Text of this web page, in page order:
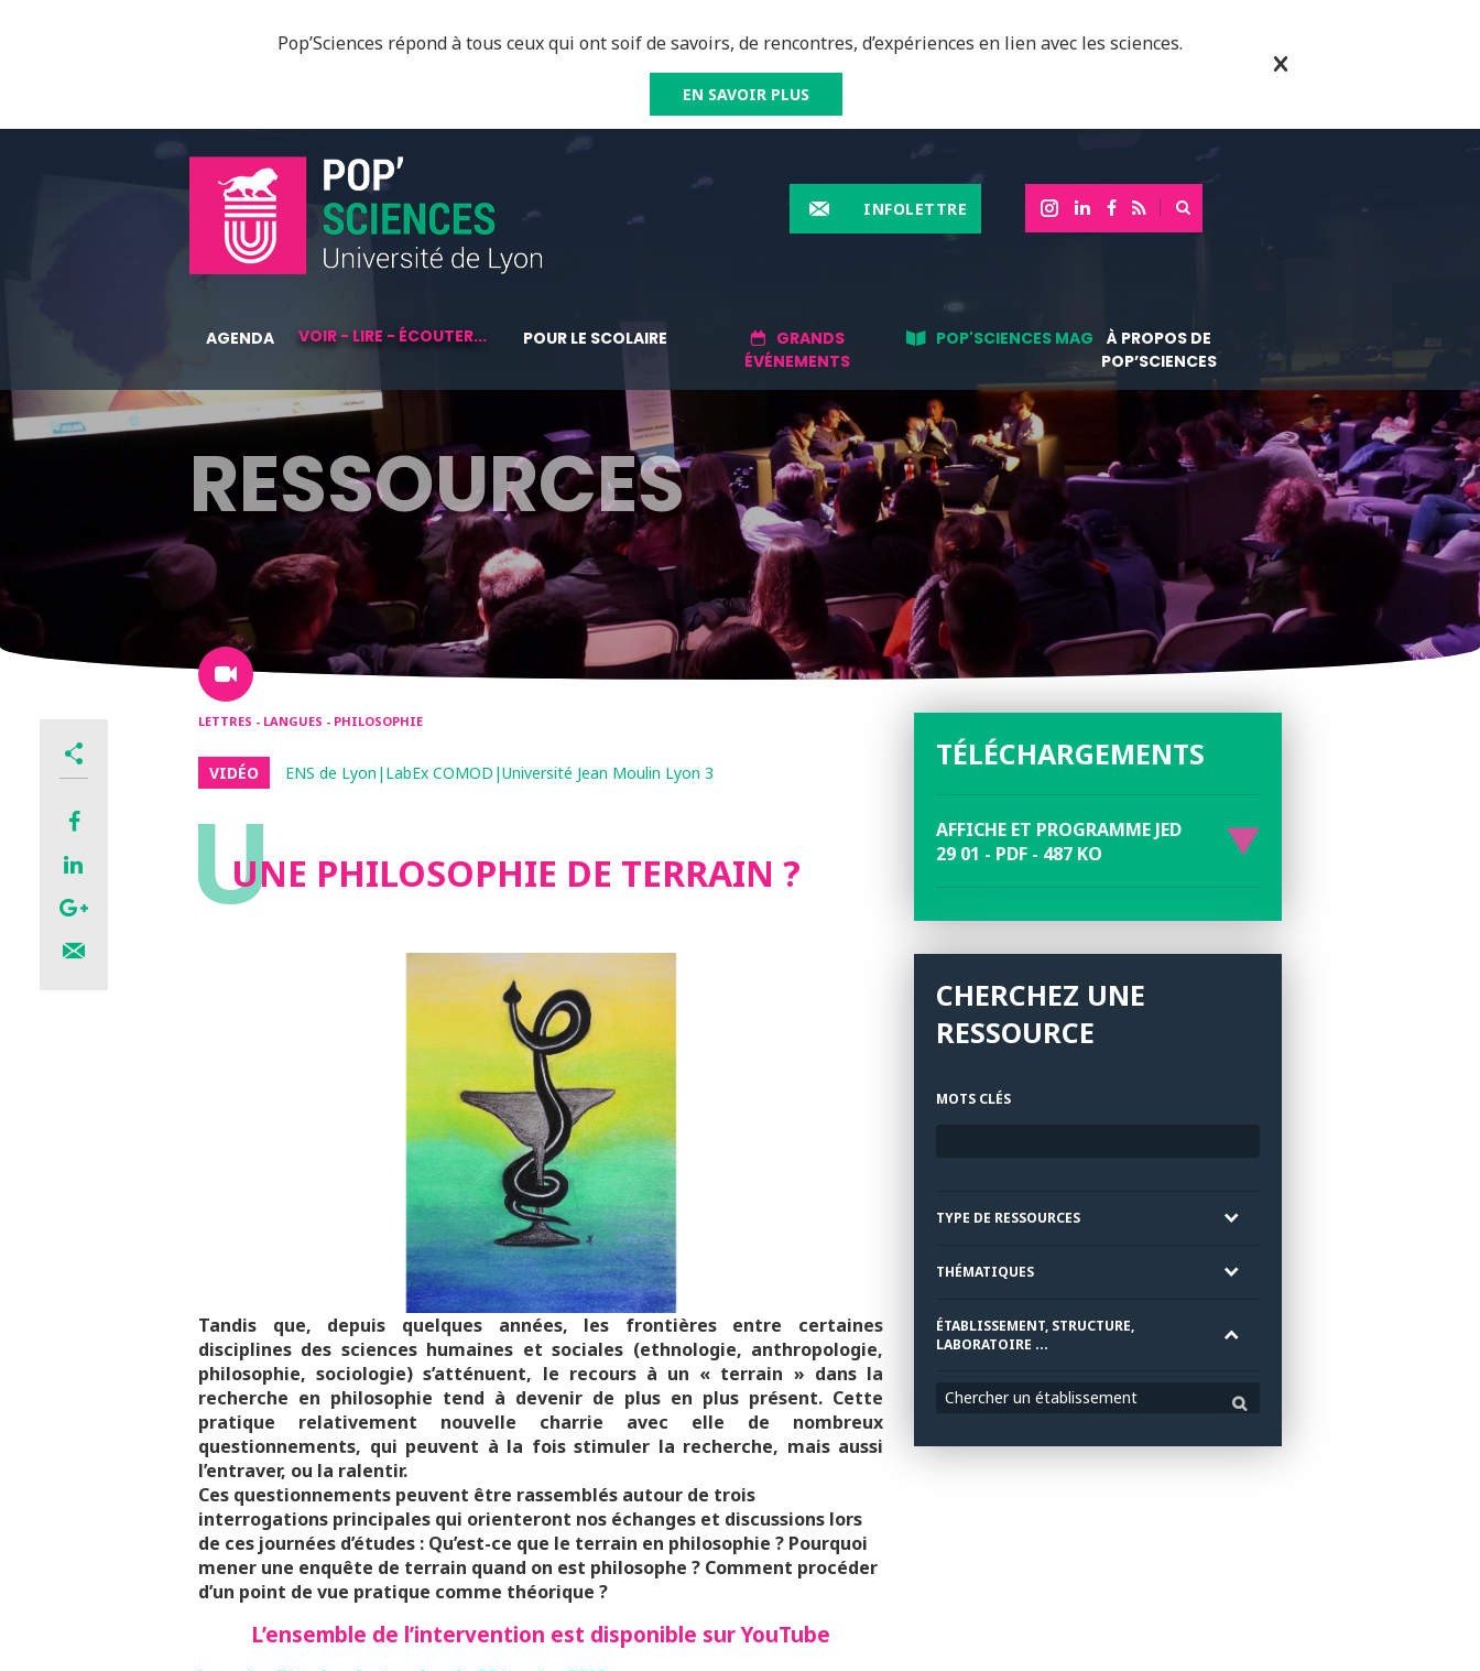
Pop’Sciences répond à tous ceux qui ont soif de savoirs, de rencontres, d’expériences en lien avec les sciences.
EN SAVOIR PLUS
INFOLETTRE
AGENDA VOIR - LIRE - ÉCOUTER... POUR LE SCOLAIRE
GRANDS
ÉVÉNEMENTS
POP'SCIENCES MAG
À PROPOS DE
POP’SCIENCES
RESSOURCES
LETTRES - LANGUES - PHILOSOPHIE
VIDÉO ENS de Lyon|LabEx COMOD|Université Jean Moulin Lyon 3
UUNE PHILOSOPHIE DE TERRAIN ?
Tandis que, depuis quelques années, les frontières entre certaines
disciplines des sciences humaines et sociales (ethnologie, anthropologie,
philosophie, sociologie) s’atténuent, le recours à un « terrain » dans la
recherche en philosophie tend à devenir de plus en plus présent. Cette
pratique relativement nouvelle charrie avec elle de nombreux
questionnements, qui peuvent à la fois stimuler la recherche, mais aussi
l’entraver, ou la ralentir.
Ces questionnements peuvent être rassemblés autour de trois
interrogations principales qui orienteront nos échanges et discussions lors
de ces journées d’études : Qu’est-ce que le terrain en philosophie ? Pourquoi
mener une enquête de terrain quand on est philosophe ? Comment procéder
d’un point de vue pratique comme théorique ?
L’ensemble de l’intervention est disponible sur YouTube
TÉLÉCHARGEMENTS
AFFICHE ET PROGRAMME JED
29 01 - PDF - 487 KO
CHERCHEZ UNE
RESSOURCE
MOTS CLÉS
TYPE DE RESSOURCES
THÉMATIQUES
ÉTABLISSEMENT, STRUCTURE,
LABORATOIRE ...
Chercher un établissement